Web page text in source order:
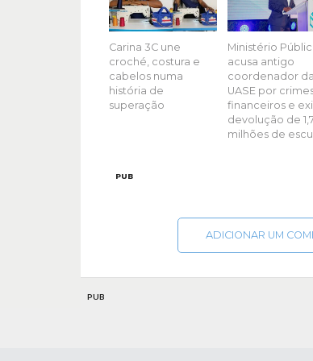
Carina 3C une
croché, costura e
cabelos numa
história de
superação
Ministério
acusa antigo
coordenador da
UASE por
financeiros e
devolução de
milhões de
PUB
ADICIONAR UM
PUB